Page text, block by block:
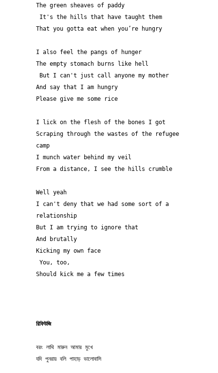
The green sheaves of paddy
It's the hills that have taught them
That you gotta eat when you’re hungry
I also feel the pangs of hunger
The empty stomach burns like hell
But I can't just call anyone my mother
And say that I am hungry
Please give me some rice
I lick on the flesh of the bones I got
Scraping through the wastes of the refugee
camp
I munch water behind my veil
Well yeah
I can't deny that we had some sort of a
relationship
But I am trying to ignore that
And brutally
Kicking my own face
You, too,
Should kick me a few times
রিফিউজি
বরং লাথি মারুন আমার মুখে
যদি পুনরায় বলি পাহাড় ভালোবাসি